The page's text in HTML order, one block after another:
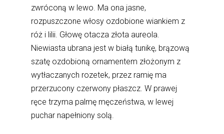
zwróconą w lewo. Ma ona jasne,
rozpuszczone włosy ozdobione wiankiem z
róż i lilii. Głowę otacza złota aureola.
Niewiasta ubrana jest w białą tunikę, brązową
szatę ozdobioną ornamentem złożonym z
wytłaczanych rozetek, przez ramię ma
przerzucony czerwony płaszcz. W prawej
ręce trzyma palmę męczeństwa, w lewej
puchar napełniony solą.